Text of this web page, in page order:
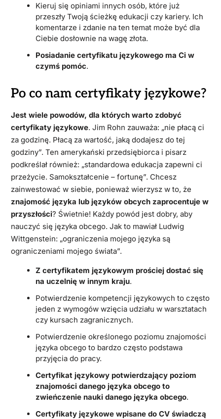
Kieruj się opiniami innych osób, które już
przeszły Twoją ścieżkę edukacji czy kariery. Ich
komentarze i zdanie na ten temat może być dla
Ciebie dosłownie na wagę złota.
Posiadanie certyfikatu językowego ma Ci w
czymś pomóc.
Po co nam certyfikaty językowe?
Jest wiele powodów, dla których warto zdobyć
certyfikaty językowe. Jim Rohn zauważa: „nie płacą ci
za godzinę. Płacą za wartość, jaką dodajesz do tej
godziny”. Ten amerykański przedsiębiorca i pisarz
podkreślał również: „standardowa edukacja zapewni ci
przeżycie. Samokształcenie – fortunę”. Chcesz
zainwestować w siebie, ponieważ wierzysz w to, że
znajomość języka lub języków obcych zaprocentuje w
przyszłości? Świetnie! Każdy powód jest dobry, aby
nauczyć się języka obcego. Jak to mawiał Ludwig
Wittgenstein: „ograniczenia mojego języka są
ograniczeniami mojego świata”.
Z certyfikatem językowym prościej dostać się
na uczelnię w innym kraju.
Potwierdzenie kompetencji językowych to często
jeden z wymogów wzięcia udziału w warsztatach
czy kursach zagranicznych.
Potwierdzenie określonego poziomu znajomości
języka obcego to bardzo często podstawa
przyjęcia do pracy.
Certyfikat językowy potwierdzający poziom
znajomości danego języka obcego to
zwieńczenie nauki danego języka obcego.
Certyfikaty językowe wpisane do CV świadczą